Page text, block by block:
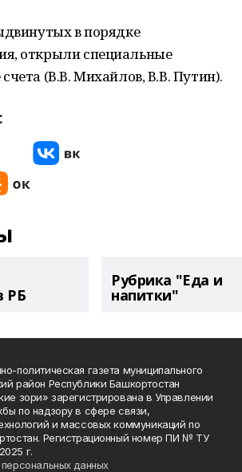
в порядке
открыли специальные
(В.В. Михайлов, В.В. Путин).
РБ
Рубрика "Еда и
напитки"
политическая газета муниципального
район Республики Башкортостан
зори» зарегистрирована в Управлении
по надзору в сфере связи,
и массовых коммуникаций по
Регистрационный номер ПИ № ТУ
г.
данных